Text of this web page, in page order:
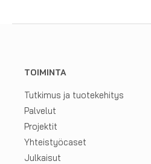
konsortio
Suomen
European
Digital
Innovation
Hubista
TOIMINTA
Tutkimus ja tuotekehitys
Palvelut
Projektit
Yhteistyöcaset
Julkaisut